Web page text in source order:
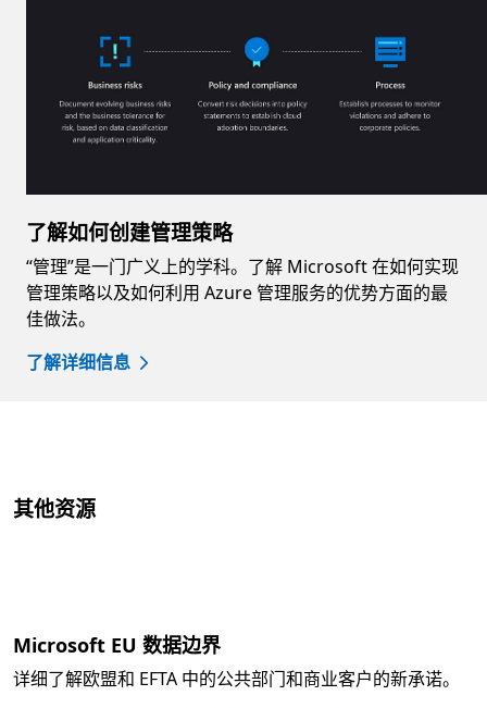
了解如何创建管理策略
“管理”是一门广义上的学科。了解 Microsoft 在如何实现
管理策略以及如何利用 Azure 管理服务的优势方面的最
佳做法。
了解详细信息
其他资源
Microsoft EU 数据边界
详细了解欧盟和 EFTA 中的公共部门和商业客户的新承诺。